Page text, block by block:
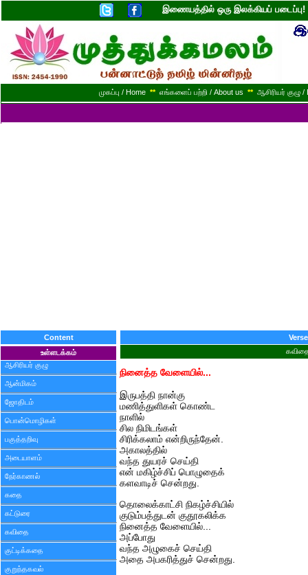
இணையத்தில் ஒரு இலக்கியப்
முகப்பு / Home ** எங்களைப் பற்றி / About us ** ஆசிரியர் குழு
Content
உள்ளடக்கம்
ஆசிரியர் குழு
ஆன்மிகம்
ஜோதிடம்
பொன்மொழிகள்
பகுத்தறிவு
அடையாளம்
நேர்காணல்
கதை
கட்டுரை
கவிதை
குட்டிக்கதை
குறுந்தகவல்
Verse
நினைத்த வேளையில்...
இருபத்தி நான்கு
மணித்துளிகள் கொண்ட
நாளில்
சில நிமிடங்கள்
சிரிக்கலாம் என்றிருந்தேன்.
அகாலத்தில்
வந்த துயரச் செய்தி
என் மகிழ்ச்சிப் பொழுதைக்
களவாடிச் சென்றது.
தொலைக்காட்சி நிகழ்ச்சியில்
குடும்பத்துடன் குதூகலிக்க
நினைத்த வேளையில்...
அப்போது
வந்த அழுகைச் செய்தி
அதை அபகரித்துச் சென்றது.